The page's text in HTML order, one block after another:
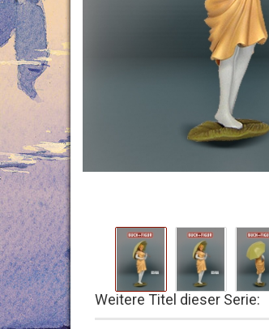
Weitere Titel dieser Serie: